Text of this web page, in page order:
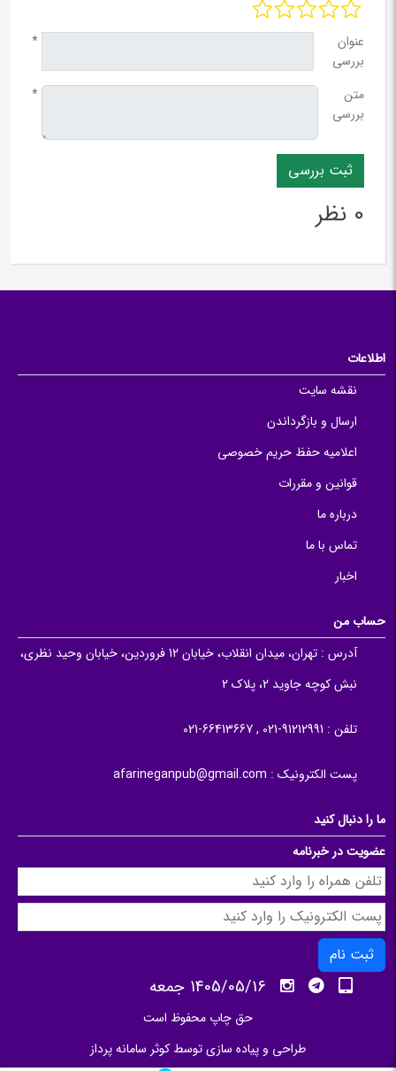
عنوان
بررسی
*
متن
بررسی
*
0 نظر
اطلاعات
نقشه سایت
ارسال و بازگرداندن
اعلامیه حفظ حریم خصوصی
قوانین و مقررات
درباره ما
تماس با ما
اخبار
حساب من
آدرس :
تهران، میدان انقلاب، خیابان 12 فروردین، خیابان وحید نظری،
نبش کوچه جاوید 2، پلاک 2
تلفن : 91212991-021 , 66413667-021
پست الکترونیک : afarineganpub@gmail.com
ما را دنبال کنید
عضویت در خبرنامه
ثبت نام
1405/05/16 جمعه
حق چاپ محفوظ است
طراحی و پیاده سازی توسط کوثر سامانه پرداز